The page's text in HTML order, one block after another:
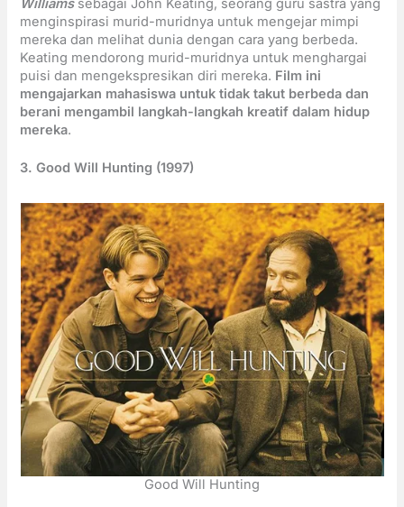
Williamssebagai John Keating, seorang guru sastra yang
menginspirasi murid-muridnya untuk mengejar mimpi
mereka dan melihat dunia dengan cara yang berbeda.
Keating mendorong murid-muridnya untuk menghargai
puisi dan mengekspresikan diri mereka. Film ini
mengajarkan mahasiswa untuk tidak takut berbeda dan
berani mengambil langkah-langkah kreatif dalam hidup
mereka.
3. Good Will Hunting (1997)
Good Will Hunting